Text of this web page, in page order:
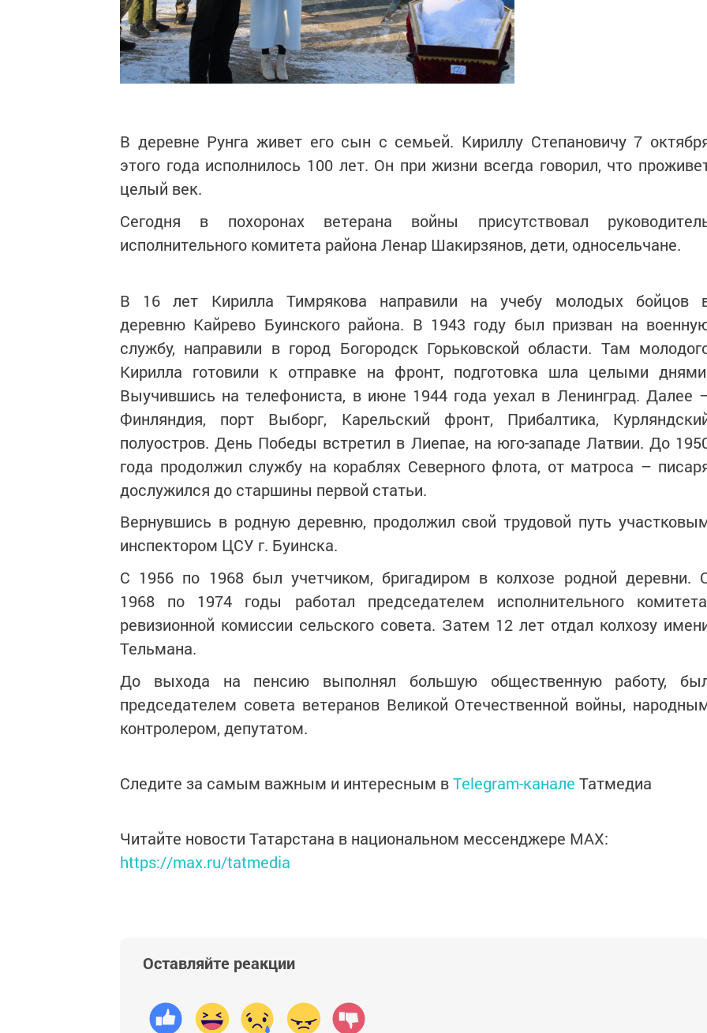
В деревне Рунга живет его сын с семьей. Кириллу Степановичу 7
этого года исполнилось 100 лет. Он при жизни всегда говорил, что
целый век.
Сегодня в похоронах ветерана войны присутствовал
исполнительного комитета района Ленар Шакирзянов, дети, односельчане.
В 16 лет Кирилла Тимрякова направили на учебу молодых бойцов
деревню Кайрево Буинского района. В 1943 году был призван на
службу, направили в город Богородск Горьковской области. Там
Кирилла готовили к отправке на фронт, подготовка шла целыми
Выучившись на телефониста, в июне 1944 года уехал в Ленинград. Далее
Финляндия, порт Выборг, Карельский фронт, Прибалтика,
полуостров. День Победы встретил в Лиепае, на юго-западе Латвии. До
года продолжил службу на кораблях Северного флота, от матроса –
дослужился до старшины первой статьи.
Вернувшись в родную деревню, продолжил свой трудовой путь
инспектором ЦСУ г. Буинска.
С 1956 по 1968 был учетчиком, бригадиром в колхозе родной деревни.
1968 по 1974 годы работал председателем исполнительного
ревизионной комиссии сельского совета. Затем 12 лет отдал колхозу
Тельмана.
До выхода на пенсию выполнял большую общественную работу,
председателем совета ветеранов Великой Отечественной войны,
контролером, депутатом.
Следите за самым важным и интересным вTelegram-канале Татмедиа
Читайте новости Татарстана в национальном мессенджере MАХ:
https://max.ru/tatmedia
Оставляйте реакции